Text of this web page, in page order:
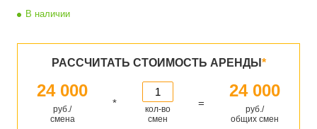
В наличии
РАССЧИТАТЬ СТОИМОСТЬ АРЕНДЫ *
24 000
руб./
смена
*
кол-во
смен
=
24 000
руб./
общих смен